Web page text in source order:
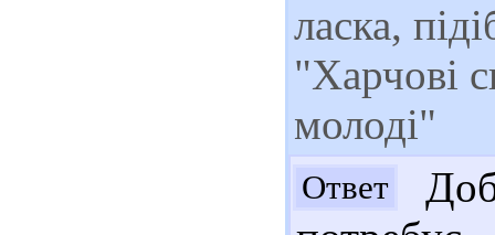
ласка,
"Харчові
молоді"
Ответ